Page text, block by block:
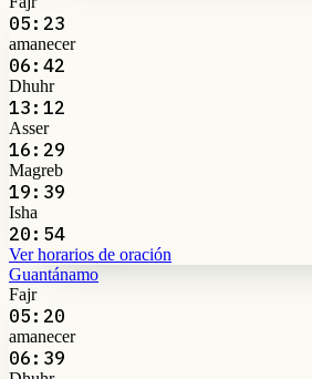
05:23
amanecer
06:42
Dhuhr
13:12
Asser
16:29
Magreb
19:39
Isha
20:54
Ver horarios de oración
Guantánamo
Fajr
05:20
amanecer
06:39